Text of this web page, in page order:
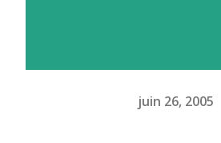
juin 26, 2005